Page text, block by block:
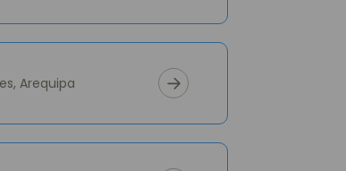
Arequipa